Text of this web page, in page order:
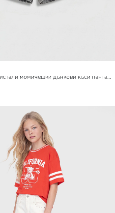
Обсипани с кристали момичешки дънкови къси панталони